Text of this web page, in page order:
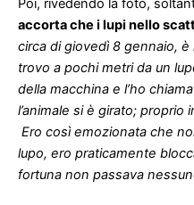
Poi, rivedendo la foto,
accorta che i lupi nello
circa di giovedì 8 gennaio,
trovo a pochi metri da un
della macchina e l’ho
l’animale si è girato;
Ero così emozionata che
lupo, ero praticamente
fortuna non passava